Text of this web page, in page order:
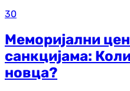
30
Меморијални
санкцијама:
новца?